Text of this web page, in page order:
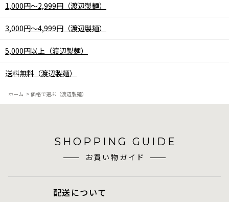
1,000円～2,999円（渡辺製麺）
3,000円～4,999円（渡辺製麺）
5,000円以上（渡辺製麺）
送料無料（渡辺製麺）
ホーム > 価格で選ぶ（渡辺製麺）
SHOPPING GUIDE
お買い物ガイド
配送について